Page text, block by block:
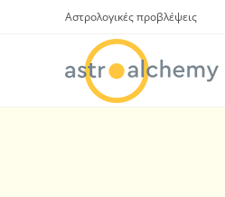
Αστρολογικές προβλέψεις